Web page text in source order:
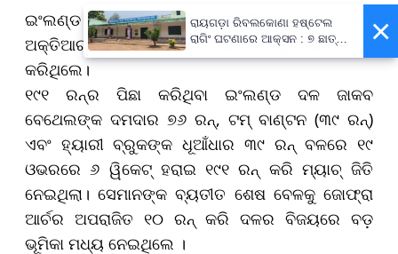
ଇଂଲଣ୍ଡ ପକ୍ଷରୁ ସାମ କରନ୍ ସର୍ବାଧିକ ୩ଟି ୱିକେଟ୍
ଅକ୍ତିଆର କରି ଭାରତୀୟ ରନ୍ ଗତିକୁ ନିୟନ୍ତ୍ରଣ
କରିଥିଲେ।
୧୯୧ ରନ୍‌ର ପିଛା କରିଥିବା ଇଂଲଣ୍ଡ ଦଳ ଜାକବ
ବେଥେଲଙ୍କ ଦମଦାର ୭୬ ରନ୍, ଟମ୍ ବାଣ୍ଟନ (୩୯ ରନ୍)
ଏବଂ ହ୍ୟାରୀ ବ୍ରୁକଙ୍କ ଧୂଆଁଧାର ୩୯ ରନ୍ ବଳରେ ୧୯
ଓଭରରେ ୬ ୱିକେଟ୍ ହରାଇ ୧୯୧ ରନ୍ କରି ମ୍ୟାଚ୍ ଜିତି
ନେଇଥିଲା। ସେମାନଙ୍କ ବ୍ୟତୀତ ଶେଷ ବେଳକୁ ଜୋଫ୍ରା
ଆର୍ଚର ଅପରାଜିତ ୧୦ ରନ୍‌ କରି ଦଳର ବିଜୟରେ ବଡ଼
ଭୂମିକା ମଧ୍ୟ ନେଇଥିଲେ ।
×
ରାୟଗଡ଼ା ରିବଲକୋଣା ହଷ୍ଟେଲ
ରାଗିଂ ଘଟଣାରେ ଆକ୍ସନ : ୭ ଛାତ୍ର